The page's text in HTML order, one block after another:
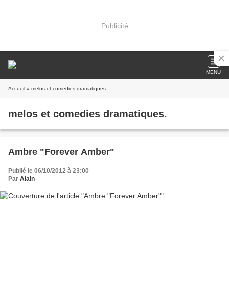
Publicité
MENU
Accueil » melos et comedies dramatiques.
melos et comedies dramatiques.
Ambre "Forever Amber"
Publié le 06/10/2012 à 23:00
Par Alain